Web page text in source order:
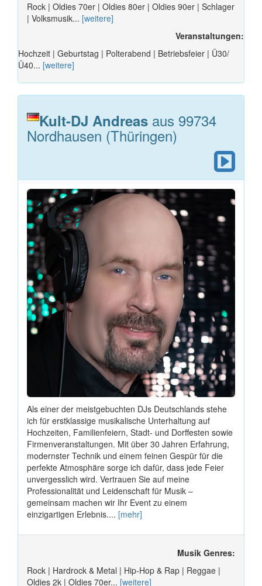
Rock | Oldies 70er | Oldies 80er | Oldies 90er | Schlager
| Volksmusik... [weitere]
Veranstaltungen:
Hochzeit | Geburtstag | Polterabend | Betriebsfeier | Ü30/
Ü40... [weitere]
Kult-DJ Andreas aus 99734
Nordhausen (Thüringen)
Als einer der meistgebuchten DJs Deutschlands stehe
ich für erstklassige musikalische Unterhaltung auf
Hochzeiten, Familienfeiern, Stadt- und Dorffesten sowie
Firmenveranstaltungen. Mit über 30 Jahren Erfahrung,
modernster Technik und einem feinen Gespür für die
perfekte Atmosphäre sorge ich dafür, dass jede Feier
unvergesslich wird. Vertrauen Sie auf meine
Professionalität und Leidenschaft für Musik –
gemeinsam machen wir Ihr Event zu einem
einzigartigen Erlebnis.... [mehr]
Musik Genres:
Rock | Hardrock & Metal | Hip-Hop & Rap | Reggae |
Oldies 2k | Oldies 70er... [weitere]